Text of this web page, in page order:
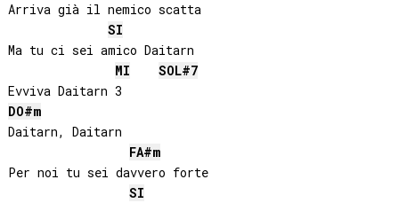
Arriva già il nemico scatta
SI
Ma tu ci sei amico Daitarn
MI
SOL#7
DO#m
Daitarn, Daitarn
FA#m
Per noi tu sei davvero forte
SI